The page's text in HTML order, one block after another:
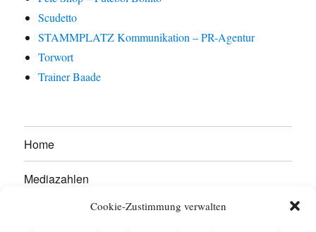
Cookie-Zustimmung verwalten
Scudetto
STAMMPLATZ Kommunikation – PR-Agentur
Torwort
Trainer Baade
Home
Mediazahlen
Werben Sie hier!